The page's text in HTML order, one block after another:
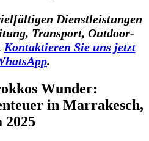
Dienstleistungen
Transport, Outdoor-
Kontaktieren Sie uns jetzt
.
Wunder:
in Marrakesch,
2025